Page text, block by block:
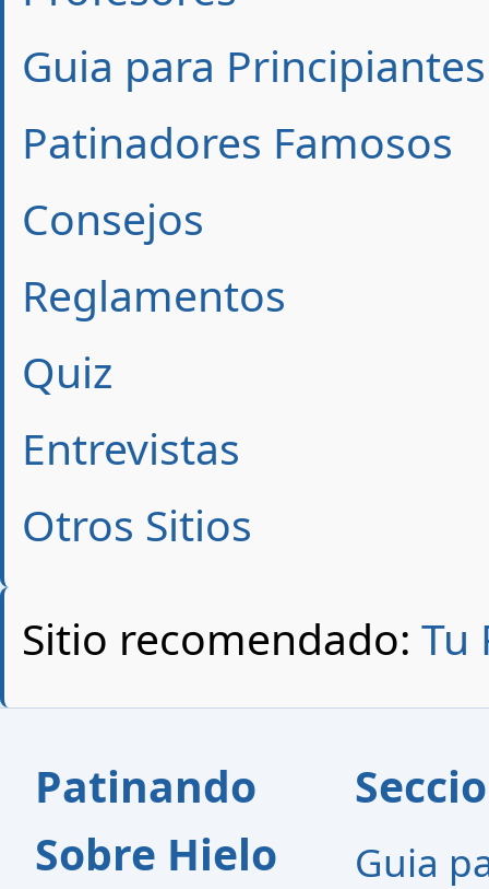
Guia para Principiantes
Patinadores Famosos
Consejos
Reglamentos
Quiz
Entrevistas
Otros Sitios
Sitio recomendado: Tu
Patinando
Sobre Hielo
Guia